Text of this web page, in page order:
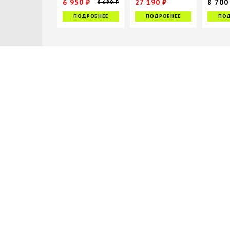
6 950 ₽ 8 690 ₽
ПОДРОБНЕЕ
27 190 ₽
33 990 ₽
ПОДРОБНЕЕ
8 700